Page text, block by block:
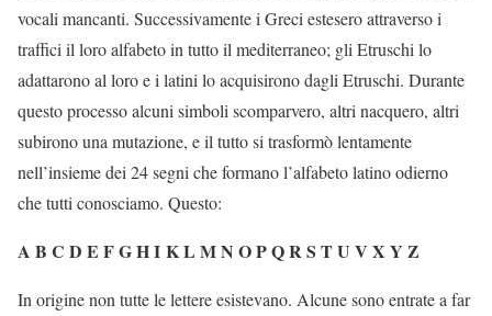
vocali mancanti. Successivamente i Greci estesero attraverso i
traffici il loro alfabeto in tutto il mediterraneo; gli Etruschi lo
adattarono al loro e i latini lo acquisirono dagli Etruschi. Durante
questo processo alcuni simboli scomparvero, altri nacquero, altri
subirono una mutazione, e il tutto si trasformò lentamente
nell’insieme dei 24 segni che formano l’alfabeto latino odierno
che tutti conosciamo. Questo:
A B C D E F G H I K L M N O P Q R S T U V X Y Z
In origine non tutte le lettere esistevano. Alcune sono entrate a far